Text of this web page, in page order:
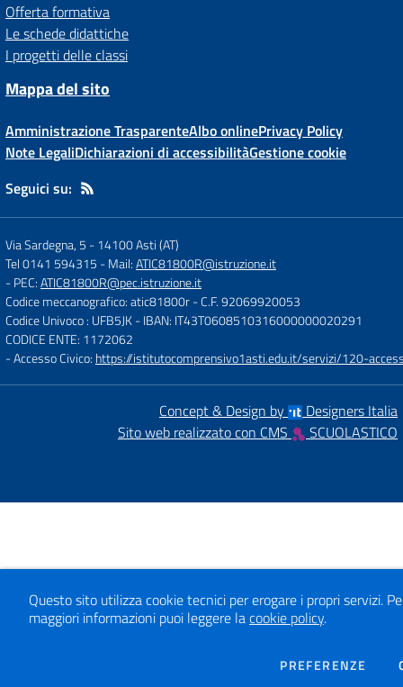
Offerta formativa
Le schede didattiche
I progetti delle classi
Mappa del sito
Amministrazione TrasparenteAlbo onlinePrivacy Policy
Note LegaliDichiarazioni di accessibilitàGestione cookie
Seguici su:
Via Sardegna, 5 -14100 Asti (AT)
Tel 0141 594315 - Mail:ATIC81800R@istruzione.it
- PEC:ATIC81800R@pec.istruzione.it
Codice meccanografico: atic81800r- C.F. 92069920053
Codice Univoco : UFB5JK- IBAN: IT43T0608510316000000020291
CODICE ENTE: 1172062
- Accesso Civico: https://istitutocomprensivo1asti.edu.it/servizi/120-
Concept & Design by
Designers Italia
Sito web realizzato con CMS
SCUOLASTICO
Questo sito utilizza cookie tecnici per erogare i propri servizi.
maggiori informazioni puoi leggere lacookie policy.
PREFERENZE DEI